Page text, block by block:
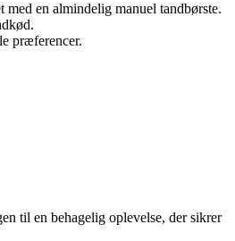
en almindelig manuel tandbørste.
præferencer.
til en behagelig oplevelse, der sikrer